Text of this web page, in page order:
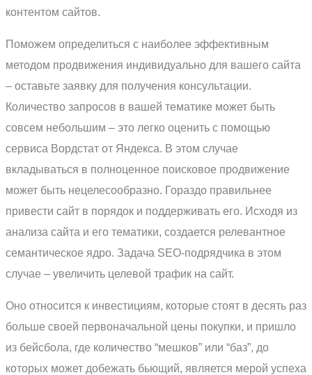
контентом сайтов.
Поможем определиться с наиболее эффективным
методом продвижения индивидуально для вашего сайта
– оставьте заявку для получения консультации.
Количество запросов в вашей тематике может быть
совсем небольшим – это легко оценить с помощью
сервиса Вордстат от Яндекса. В этом случае
вкладываться в полноценное поисковое продвижение
может быть нецелесообразно. Гораздо правильнее
привести сайт в порядок и поддерживать его. Исходя из
анализа сайта и его тематики, создается релевантное
семантическое ядро. Задача SEO-подрядчика в этом
случае – увеличить целевой трафик на сайт.
Оно относится к инвестициям, которые стоят в десять раз
больше своей первоначальной цены покупки, и пришло
из бейсбола, где количество “мешков” или “баз”, до
которых может добежать бьющий, является мерой успеха